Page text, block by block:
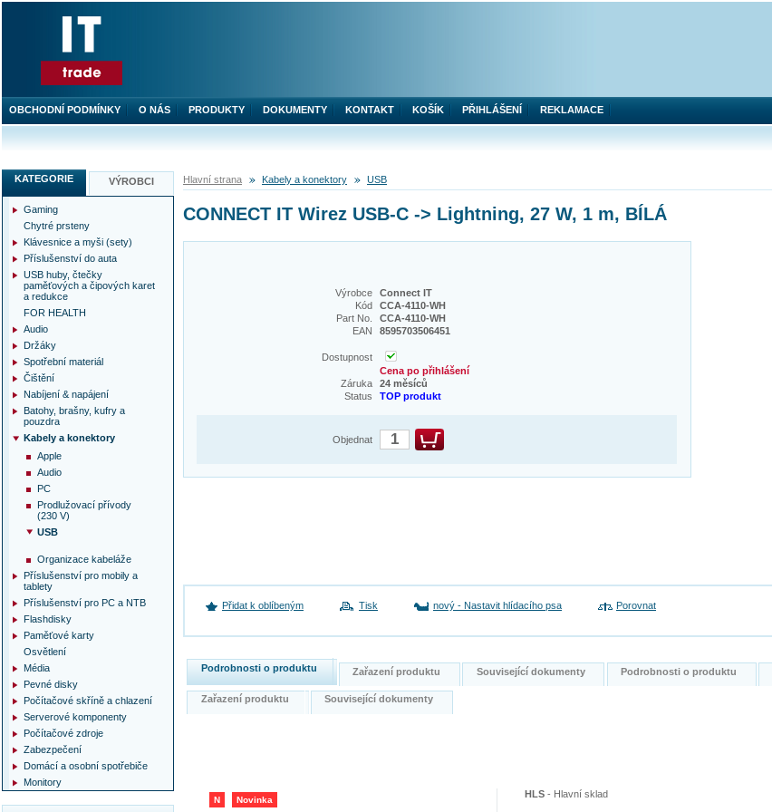
Hlavní strana Kabely a konektory USB
CONNECT IT Wirez USB-C -> Lightning, 27 W, 1 m, BÍLÁ
Výrobce
Connect IT
Kód
CCA-4110-WH
Part No.
CCA-4110-WH
EAN
8595703506451
Dostupnost
Cena po přihlášení
Záruka
24 měsíců
Status
TOP produkt
Objednat
Přidat k oblíbeným Tisk nový - Nastavit hlídacího psa Porovnat
Podrobnosti o produktu Zařazení produktu Související dokumenty Podrobnosti o produktu
Zařazení produktu Související dokumenty
N Novinka
HLS - Hlavní sklad
KATEGORIE VÝROBCI
Gaming
Chytré prsteny
Klávesnice a myši (sety)
Příslušenství do auta
USB huby, čtečky
paměťových a čipových karet
a redukce
FOR HEALTH
Audio
Držáky
Spotřební materiál
Čištění
Nabíjení & napájení
Batohy, brašny, kufry a
pouzdra
Kabely a konektory
Apple
Audio
PC
Prodlužovací přívody
(230 V)
USB
Organizace kabeláže
Příslušenství pro mobily a
tablety
Příslušenství pro PC a NTB
Flashdisky
Paměťové karty
Osvětlení
Média
Pevné disky
Počítačové skříně a chlazení
Serverové komponenty
Počítačové zdroje
Zabezpečení
Domácí a osobní spotřebiče
Monitory
OBCHODNÍ PODMÍNKY O NÁS PRODUKTY DOKUMENTY KONTAKT KOŠÍK PŘIHLÁŠENÍ REKLAMACE